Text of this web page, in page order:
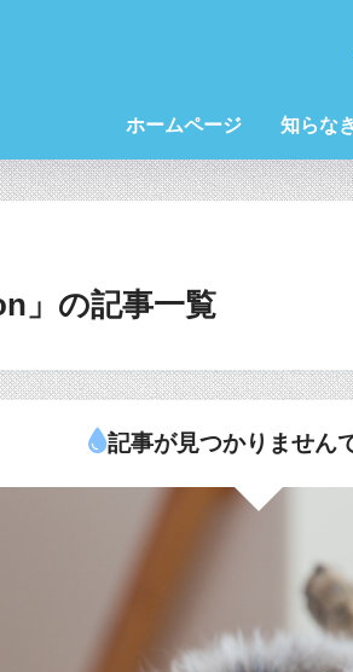
ホームページ 知らな
」の記事一覧
記事が見つかりません